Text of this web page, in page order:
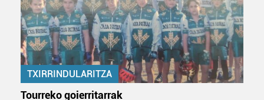
TXIRRINDULARITZA
Tourreko goierritarrak